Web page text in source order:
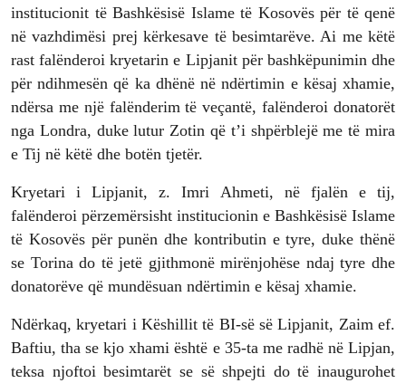
institucionit të Bashkësisë Islame të Kosovës për të qenë
në vazhdimësi prej kërkesave të besimtarëve. Ai me këtë
rast falënderoi kryetarin e Lipjanit për bashkëpunimin dhe
për ndihmesën që ka dhënë në ndërtimin e kësaj xhamie,
ndërsa me një falënderim të veçantë, falënderoi donatorët
nga Londra, duke lutur Zotin që t’i shpërblejë me të mira
e Tij në këtë dhe botën tjetër.
Kryetari i Lipjanit, z. Imri Ahmeti, në fjalën e tij,
falënderoi përzemërsisht institucionin e Bashkësisë Islame
të Kosovës për punën dhe kontributin e tyre, duke thënë
se Torina do të jetë gjithmonë mirënjohëse ndaj tyre dhe
donatorëve që mundësuan ndërtimin e kësaj xhamie.
Ndërkaq, kryetari i Këshillit të BI-së së Lipjanit, Zaim ef.
Baftiu, tha se kjo xhami është e 35-ta me radhë në Lipjan,
teksa njoftoi besimtarët se së shpejti do të inaugurohet